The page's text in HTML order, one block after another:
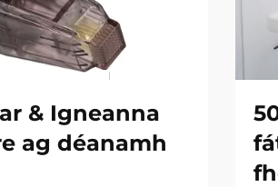
& Igneanna
ag déanamh